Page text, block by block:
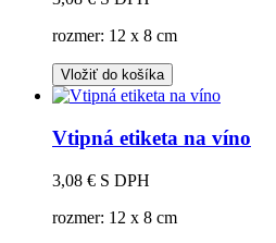
rozmer: 12 x 8 cm
Vložiť do košíka
Vtipná etiketa na víno
3,08 € S DPH
rozmer: 12 x 8 cm